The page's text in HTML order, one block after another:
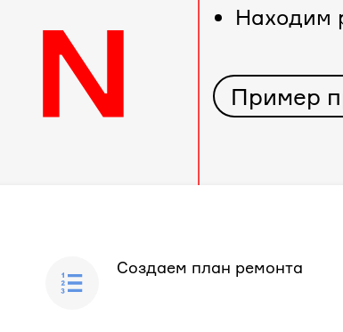
Находим
Пример
Создаем план ремонта